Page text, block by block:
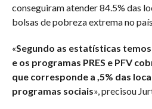
conseguiram atender 84.5% das
bolsas de pobreza extrema no país.
«Segundo as estatísticas
e os programas PRES e PFV
que corresponde a ,5% das
programas sociais», precisou